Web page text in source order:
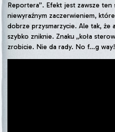
Reportera”. Efekt jest zawsze ten
niewyraźnym zaczerwieniem,
dobrze przysmarzycie. Ale tak,
szybko zniknie. Znaku „koła
zrobicie. Nie da rady. No f…g